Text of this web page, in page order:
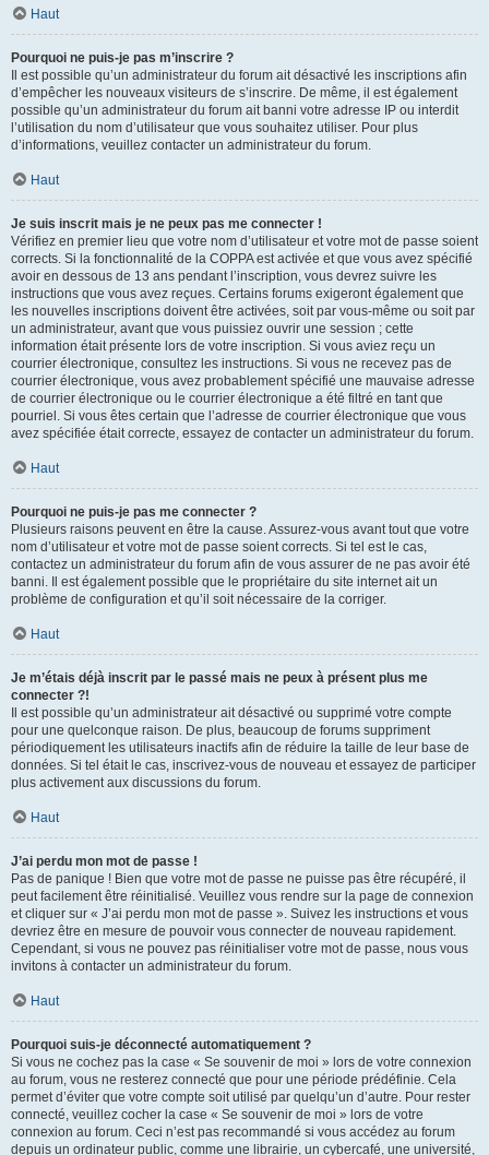
Haut
Pourquoi ne puis-je pas m’inscrire ?
Il est possible qu’un administrateur du forum ait désactivé les inscriptions afin
d’empêcher les nouveaux visiteurs de s’inscrire. De même, il est également
possible qu’un administrateur du forum ait banni votre adresse IP ou interdit
l’utilisation du nom d’utilisateur que vous souhaitez utiliser. Pour plus
d’informations, veuillez contacter un administrateur du forum.
Haut
Je suis inscrit mais je ne peux pas me connecter !
Vérifiez en premier lieu que votre nom d’utilisateur et votre mot de passe soient
corrects. Si la fonctionnalité de la COPPA est activée et que vous avez spécifié
avoir en dessous de 13 ans pendant l’inscription, vous devrez suivre les
instructions que vous avez reçues. Certains forums exigeront également que
les nouvelles inscriptions doivent être activées, soit par vous-même ou soit par
un administrateur, avant que vous puissiez ouvrir une session ; cette
information était présente lors de votre inscription. Si vous aviez reçu un
courrier électronique, consultez les instructions. Si vous ne recevez pas de
courrier électronique, vous avez probablement spécifié une mauvaise adresse
de courrier électronique ou le courrier électronique a été filtré en tant que
pourriel. Si vous êtes certain que l’adresse de courrier électronique que vous
avez spécifiée était correcte, essayez de contacter un administrateur du forum.
Haut
Pourquoi ne puis-je pas me connecter ?
Plusieurs raisons peuvent en être la cause. Assurez-vous avant tout que votre
nom d’utilisateur et votre mot de passe soient corrects. Si tel est le cas,
contactez un administrateur du forum afin de vous assurer de ne pas avoir été
banni. Il est également possible que le propriétaire du site internet ait un
problème de configuration et qu’il soit nécessaire de la corriger.
Haut
Je m’étais déjà inscrit par le passé mais ne peux à présent plus me
connecter ?!
Il est possible qu’un administrateur ait désactivé ou supprimé votre compte
pour une quelconque raison. De plus, beaucoup de forums suppriment
périodiquement les utilisateurs inactifs afin de réduire la taille de leur base de
données. Si tel était le cas, inscrivez-vous de nouveau et essayez de participer
plus activement aux discussions du forum.
Haut
J’ai perdu mon mot de passe !
Pas de panique ! Bien que votre mot de passe ne puisse pas être récupéré, il
peut facilement être réinitialisé. Veuillez vous rendre sur la page de connexion
et cliquer sur « J’ai perdu mon mot de passe ». Suivez les instructions et vous
devriez être en mesure de pouvoir vous connecter de nouveau rapidement.
Cependant, si vous ne pouvez pas réinitialiser votre mot de passe, nous vous
invitons à contacter un administrateur du forum.
Haut
Pourquoi suis-je déconnecté automatiquement ?
Si vous ne cochez pas la case « Se souvenir de moi » lors de votre connexion
au forum, vous ne resterez connecté que pour une période prédéfinie. Cela
permet d’éviter que votre compte soit utilisé par quelqu’un d’autre. Pour rester
connecté, veuillez cocher la case « Se souvenir de moi » lors de votre
connexion au forum. Ceci n’est pas recommandé si vous accédez au forum
depuis un ordinateur public, comme une librairie, un cybercafé, une université,